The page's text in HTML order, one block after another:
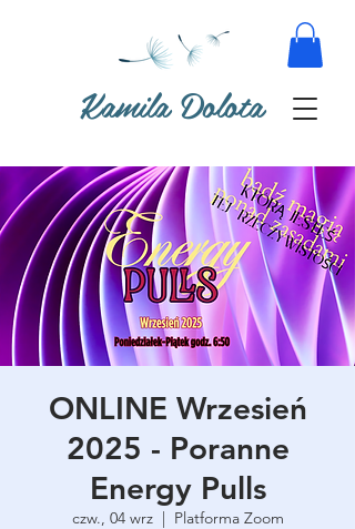
Kamila Dolota
ONLINE Wrzesień
2025 - Poranne
Energy Pulls
czw., 04 wrz
  |
Platforma Zoom